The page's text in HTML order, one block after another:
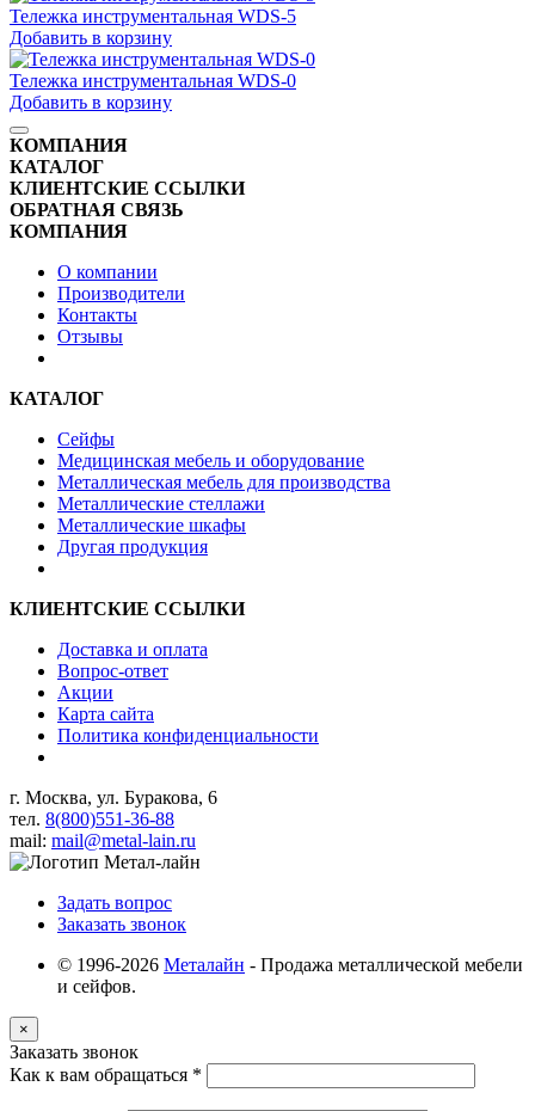
Тележка инструментальная WDS-5
Добавить в корзину
Тележка инструментальная WDS-0
Добавить в корзину
КОМПАНИЯ
КАТАЛОГ
КЛИЕНТСКИЕ ССЫЛКИ
ОБРАТНАЯ СВЯЗЬ
КОМПАНИЯ
О компании
Производители
Контакты
Отзывы
КАТАЛОГ
Сейфы
Медицинская мебель и оборудование
Металлическая мебель для производства
Металлические стеллажи
Металлические шкафы
Другая продукция
КЛИЕНТСКИЕ ССЫЛКИ
Доставка и оплата
Вопрос-ответ
Акции
Карта сайта
Политика конфиденциальности
г. Москва, ул. Буракова, 6
тел. 8(800)551-36-88
mail: mail@metal-lain.ru
Задать вопрос
Заказать звонок
© 1996-2026 Металайн - Продажа металлической мебели
и сейфов.
×
Заказать звонок
Как к вам обращаться *